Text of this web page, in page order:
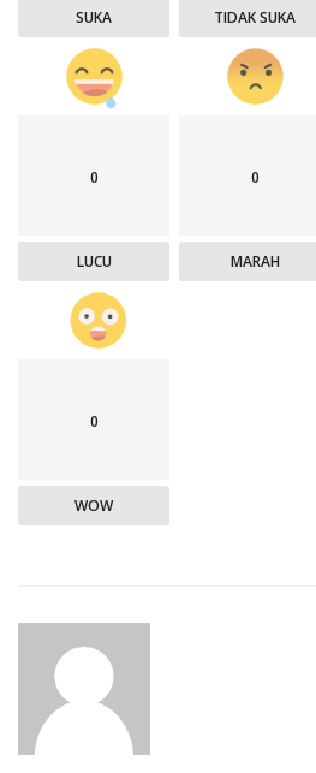
SUKA TIDAK SUKA
0
LUCU
0
MARAH
0
WOW